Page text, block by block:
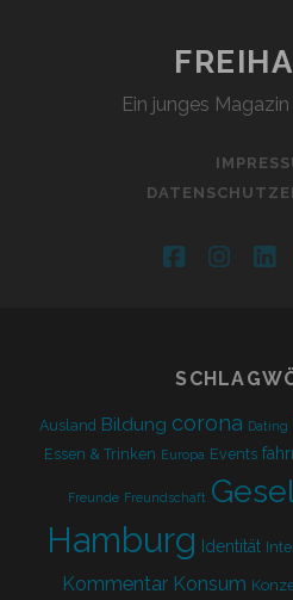
Ein junges
facebook
Ausland Bildung corona Dating
Essen & Trinken Europa Events
Freunde Freundschaft
Hamburg Identität
Kommentar Konsum